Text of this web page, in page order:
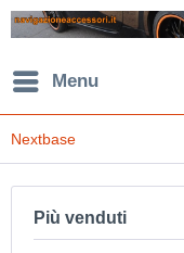
Menu
Nextbase
Più venduti